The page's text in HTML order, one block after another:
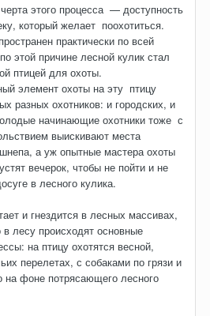
этого процесса — доступность
который желает поохотиться.
практически по всей
этой причине лесной кулик стал
птицей для охоты.
элемент охоты на эту птицу
разных охотников: и городских, и
начинающие охотники тоже с
выискивают места
а уж опытные мастера охоты
вечерок, чтобы не пойти и не
в лесного кулика.
и гнездится в лесных массивах,
лесу происходят основные
на птицу охотятся весной,
перелетах, с собаками по грязи и
на фоне потрясающего лесного